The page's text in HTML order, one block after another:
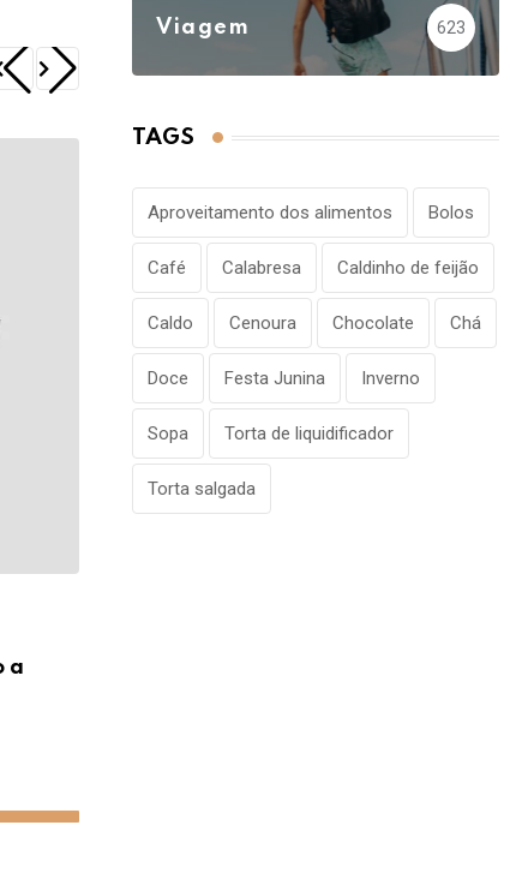
a
Viagem 623
TAGS
Aproveitamento dos alimentos Bolos
Café Calabresa Caldinho de feijão
Caldo Cenoura Chocolate Chá
Doce Festa Junina Inverno
Sopa Torta de liquidificador
Torta salgada